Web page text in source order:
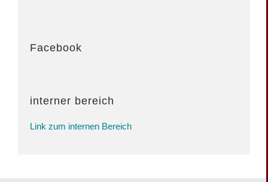
Facebook
interner bereich
Link zum internen Bereich